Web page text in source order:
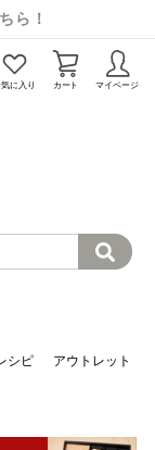
ら！
に入り カート マイページ
シピ アウトレット